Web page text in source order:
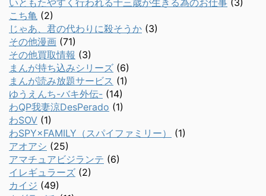
いともたやすく行われる十三歳が生きる為のお仕事 (3)
こち亀 (2)
じゃあ、君の代わりに殺そうか (3)
その他漫画 (71)
その他買取情報 (3)
まんが持ち込みシリーズ (6)
まんが読み放題サービス (1)
ゆうえんち-バキ外伝- (14)
わQP我妻涼DesPerado (1)
わSOV (1)
わSPY×FAMILY（スパイファミリー）
(1)
アオアシ (25)
アマチュアビジランテ (6)
イレギュラーズ (2)
カイジ (49)